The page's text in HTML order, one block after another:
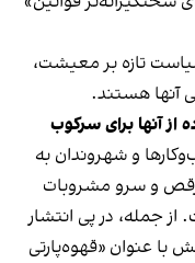
تازه بر معیشت،
آنها هستند.
آنها برای سرکوب
و شهروندان به
رقص و سرو مشروبات
جمله، در پی انتشار
با عنوان «قهوه‌پارتی